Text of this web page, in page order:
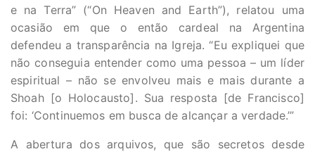
e na Terra” (“On Heaven and Earth”), relatou uma
ocasião em que o então cardeal na Argentina
defendeu a transparência na Igreja. “Eu expliquei que
não conseguia entender como uma pessoa – um líder
espiritual – não se envolveu mais e mais durante a
Shoah [o Holocausto]. Sua resposta [de Francisco]
foi: ‘Continuemos em busca de alcançar a verdade.’”
A abertura dos arquivos, que são secretos desde